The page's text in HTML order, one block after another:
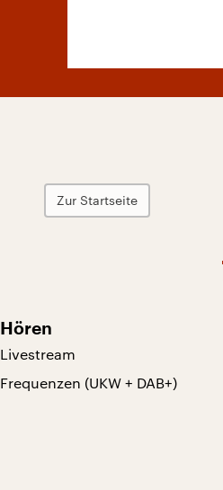
Zur Startseite
Hören
Livestream
Frequenzen (UKW + DAB+)